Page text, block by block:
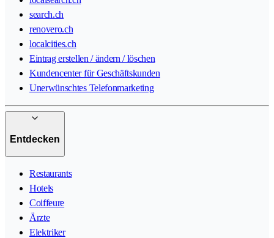
search.ch
renovero.ch
localcities.ch
Eintrag erstellen / ändern / löschen
Kundencenter für Geschäftskunden
Unerwünschtes Telefonmarketing
Entdecken
Restaurants
Hotels
Coiffeure
Ärzte
Elektriker